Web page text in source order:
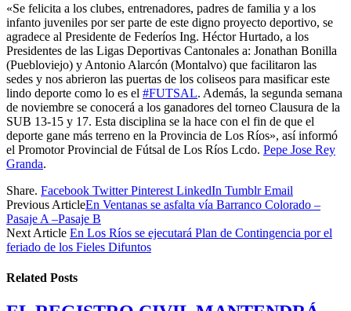
«Se felicita a los clubes, entrenadores, padres de familia y a los
infanto juveniles por ser parte de este digno proyecto deportivo, se
agradece al Presidente de Federíos Ing. Héctor Hurtado, a los
Presidentes de las Ligas Deportivas Cantonales a: Jonathan Bonilla
(Puebloviejo) y Antonio Alarcón (Montalvo) que facilitaron las
sedes y nos abrieron las puertas de los coliseos para masificar este
lindo deporte como lo es el #FUTSAL. Además, la segunda semana
de noviembre se conocerá a los ganadores del torneo Clausura de la
SUB 13-15 y 17. Esta disciplina se la hace con el fin de que el
deporte gane más terreno en la Provincia de Los Ríos», así informó
el Promotor Provincial de Fútsal de Los Ríos Lcdo. Pepe Jose Rey
Granda.
Share. Facebook Twitter Pinterest LinkedIn Tumblr Email
Previous ArticleEn Ventanas se asfalta vía Barranco Colorado –
Pasaje A –Pasaje B
Next Article En Los Ríos se ejecutará Plan de Contingencia por el
feriado de los Fieles Difuntos
Related Posts